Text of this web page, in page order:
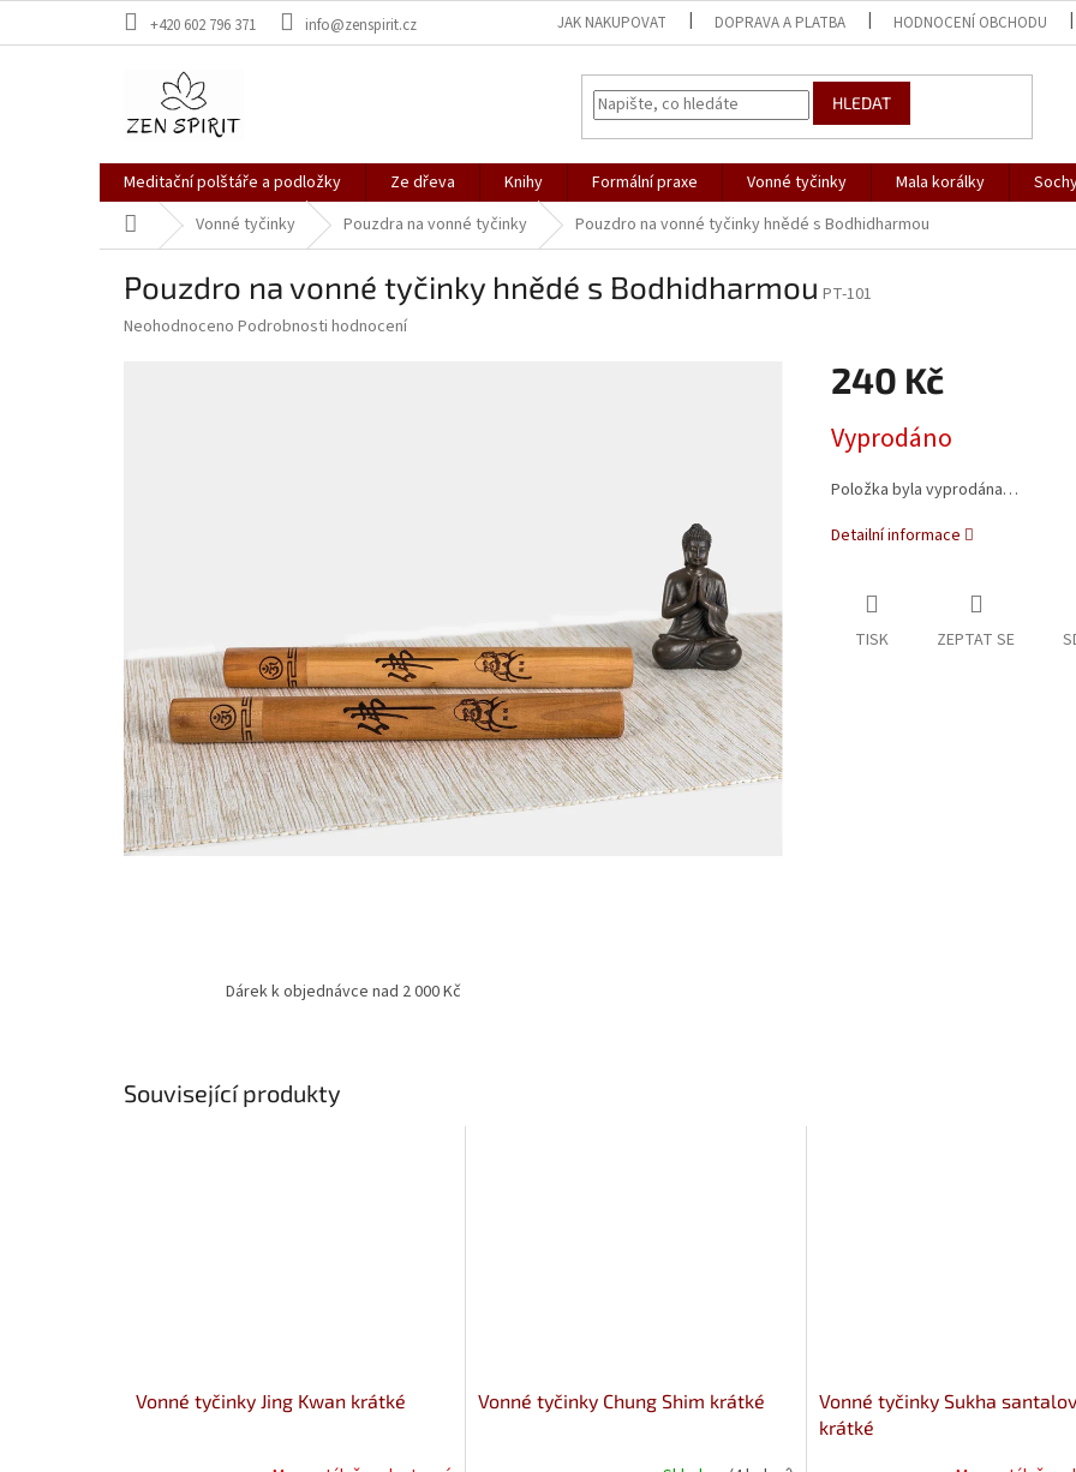
+420 602 796 371 info@zenspirit.cz JAK NAKUPOVAT DOPRAVA A PLATBA HODNOCENÍ OBCHODU
HLEDAT
Meditační polštáře a podložky Ze dřeva Knihy Formální praxe Vonné tyčinky Mala korálky
Domů Vonné tyčinky Pouzdra na vonné tyčinky Pouzdro na vonné tyčinky hnědé s Bodhidharmou
Pouzdro na vonné tyčinky hnědé s Bodhidharmou PT-101
Průměrné
Neohodnoceno Podrobnosti hodnocení
240 Kč
cena:
Vyprodáno
Položka byla vyprodána…
Detailní informace
TISK ZEPTAT SE
Dárek k objednávce nad 2 000 Kč
Související produkty
Vonné tyčinky Jing Kwan krátké Vonné tyčinky Chung Shim krátké
Vonné tyčinky Sukha
krátké